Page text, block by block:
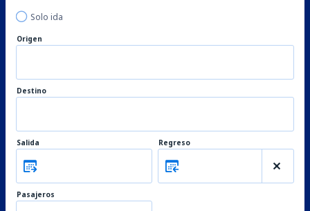
Solo ida
Origen
Destino
Salida Regreso
Pasajeros